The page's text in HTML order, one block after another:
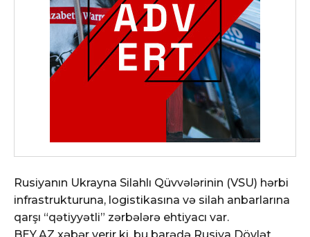
Rusiyanın Ukrayna Silahlı Qüvvələrinin (VSU) hərbi
infrastrukturuna, logistikasına və silah anbarlarına
qarşı “qətiyyətli” zərbələrə ehtiyacı var.